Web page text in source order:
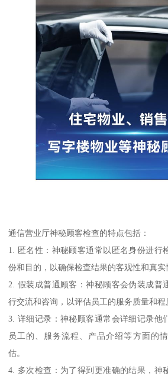
通信营业厅神秘顾客检查的特点包括：
1. 匿名性：神秘顾客通常以匿名身份进行
份和目的，以确保检查结果的客观性和真实
2. 假装成普通顾客：神秘顾客会伪装成普
行交流和咨询，以评估员工的服务质量和程
3. 详细记录：神秘顾客通常会详细记录他
员工的、服务流程、产品介绍等方面的
估。
4. 多次检查：为了得到更准确的结果，神